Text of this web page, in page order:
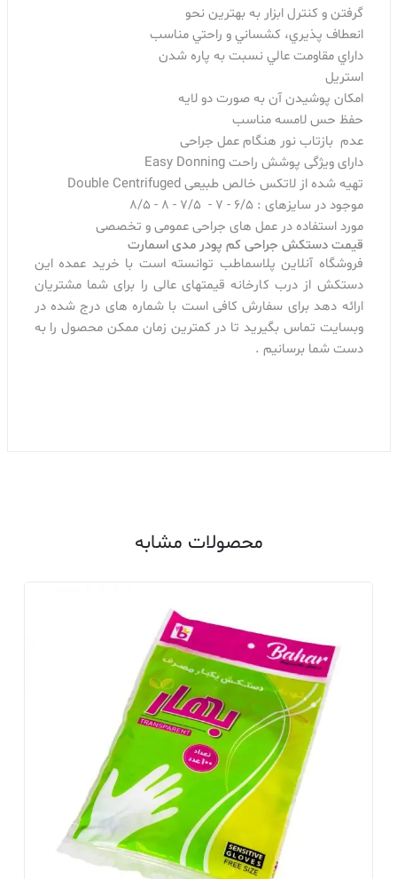
گرفتن و كنترل ابزار به بهترين نحو
انعطاف پذيري، كشساني و راحتي مناسب
داراي مقاومت عالي نسبت به پاره شدن
استریل
امکان پوشيدن آن به صورت دو لايه
حفظ حس لامسه مناسب
عدم بازتاب نور هنگام عمل جراحی
دارای ویژگی پوشش راحت Easy Donning
تهیه شده از لاتکس خالص طبیعی Double Centrifuged
موجود در سایزهای : 6/5 - 7 - 7/5 - 8 - 8/5
مورد استفاده در عمل های جراحی عمومی و تخصصی
قیمت دستکش جراحی کم پودر مدی اسمارت
فروشگاه آنلاین پلاسماطب توانسته است با خرید عمده این
دستکش از درب کارخانه قیمتهای عالی را برای شما مشتریان
ارائه دهد برای سفارش کافی است با شماره های درج شده در
وبسایت تماس بگیرید تا در کمترین زمان ممکن محصول را به
دست شما برسانیم .
محصولات مشابه